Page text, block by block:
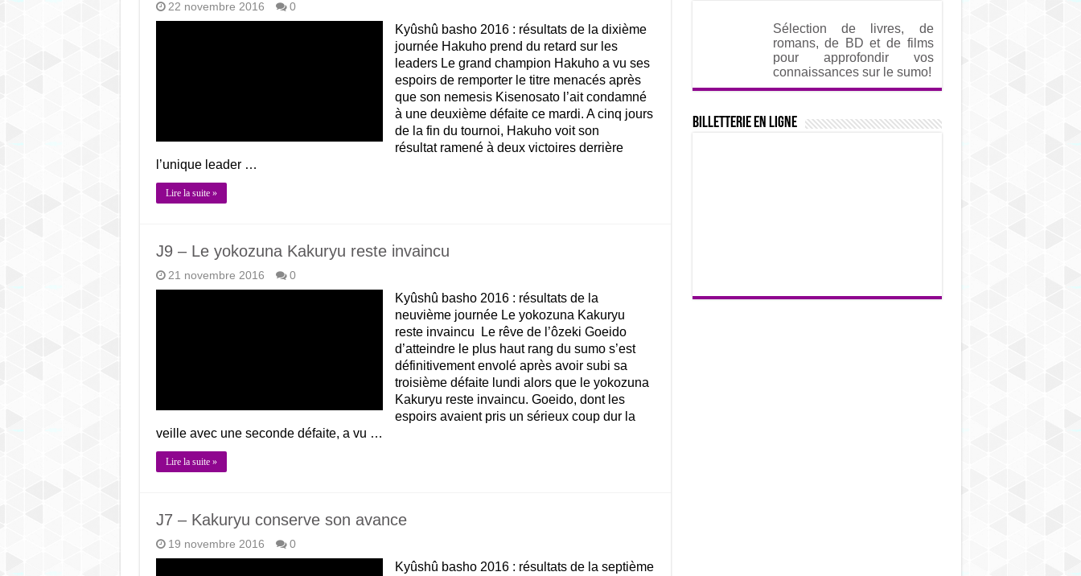
22 novembre 2016 0
Kyûshû basho 2016 : résultats de la dixième
journée Hakuho prend du retard sur les
leaders Le grand champion Hakuho a vu ses
espoirs de remporter le titre menacés après
que son nemesis Kisenosato l’ait condamné
à une deuxième défaite ce mardi. A cinq jours
de la fin du tournoi, Hakuho voit son
résultat ramené à deux victoires derrière
l’unique leader …
Lire la suite »
J9 – Le yokozuna Kakuryu reste invaincu
21 novembre 2016 0
Kyûshû basho 2016 : résultats de la
neuvième journée Le yokozuna Kakuryu
reste invaincu Le rêve de l’ôzeki Goeido
d’atteindre le plus haut rang du sumo s’est
définitivement envolé après avoir subi sa
troisième défaite lundi alors que le yokozuna
Kakuryu reste invaincu. Goeido, dont les
espoirs avaient pris un sérieux coup dur la
veille avec une seconde défaite, a vu …
Lire la suite »
J7 – Kakuryu conserve son avance
19 novembre 2016 0
Kyûshû basho 2016 : résultats de la septième
Sélection de livres, de
romans, de BD et de films
pour approfondir vos
connaissances sur le sumo!
Billetterie en ligne